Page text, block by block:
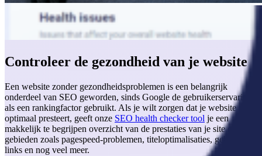
Controleer de gezondheid van je website
Een website zonder gezondheidsproblemen is een belangrijk
onderdeel van SEO geworden, sinds Google de gebruikerservaring
als een rankingfactor gebruikt. Als je wilt zorgen dat je website
optimaal presteert, geeft onze SEO health checker tool je een
makkelijk te begrijpen overzicht van de prestaties van je site op
gebieden zoals pagespeed-problemen, titeloptimalisaties, gebroken
links en nog veel meer.